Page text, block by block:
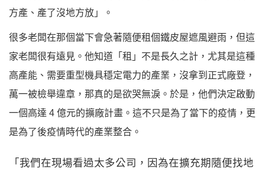
方產、產了沒地方放」。
很多老闆在那個當下會急著隨便租個鐵皮屋遮風避雨，但這
家老闆很有遠見。他知道「租」不是長久之計，尤其是這種
高產能、需要重型機具穩定電力的產業，沒拿到正式廠登，
萬一被檢舉違章，那真的是欲哭無淚。於是，他們決定啟動
一個高達 4 億元的擴廠計畫。這不只是為了當下的疫情，更
是為了後疫情時代的產業整合。
「我們在現場看過太多公司，因為在擴充期隨便找地